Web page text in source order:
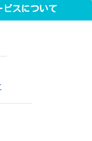
ビスについて